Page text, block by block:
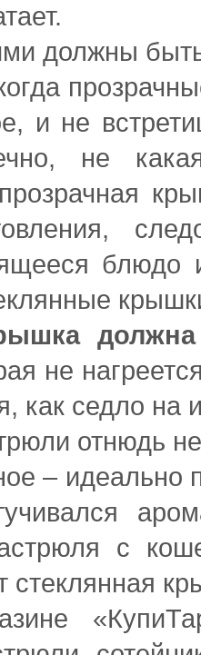
должны
и не
не
не
как седло на
отнюдь
– идеально
с
стеклянная